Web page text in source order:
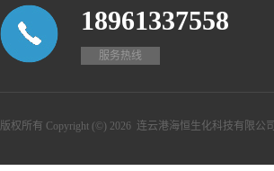
18961337558
服务热线
版权所有 Copyright (©) 2026 连云港海恒生化科技有限公司